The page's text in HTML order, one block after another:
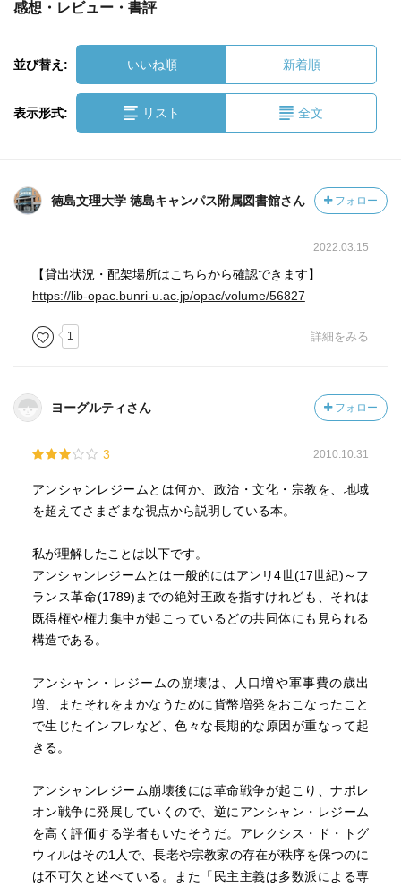
感想・レビュー・書評
並び替え: いいね順 新着順
表示形式: リスト 全文
徳島文理大学 徳島キャンパス附属図書館さん フォロー
2022.03.15
【貸出状況・配架場所はこちらから確認できます】
https://lib-opac.bunri-u.ac.jp/opac/volume/56827
1 詳細をみる
ヨーグルティさん フォロー
3 2010.10.31
アンシャンレジームとは何か、政治・文化・宗教を、地域
を超えてさまざまな視点から説明している本。
私が理解したことは以下です。
アンシャンレジームとは一般的にはアンリ4世(17世紀)～フ
ランス革命(1789)までの絶対王政を指すけれども、それは
既得権や権力集中が起こっているどの共同体にも見られる
構造である。
アンシャン・レジームの崩壊は、人口増や軍事費の歳出
増、またそれをまかなうために貨幣増発をおこなったこと
で生じたインフレなど、色々な長期的な原因が重なって起
きる。
アンシャンレジーム崩壊後には革命戦争が起こり、ナポレ
オン戦争に発展していくので、逆にアンシャン・レジーム
を高く評価する学者もいたそうだ。アレクシス・ド・トグ
ウィルはその1人で、長老や宗教家の存在が秩序を保つのに
は不可欠と述べている。また「民主主義は多数派による専